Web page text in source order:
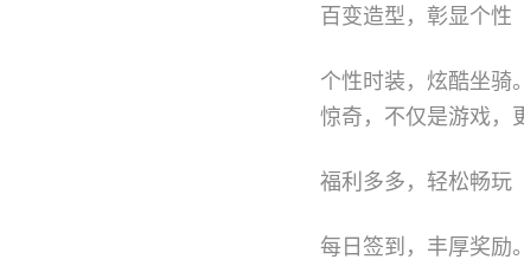
百变造型，彰显个性
个性时装，炫酷坐骑
惊奇，不仅是游戏，
福利多多，轻松畅玩
每日签到，丰厚奖励